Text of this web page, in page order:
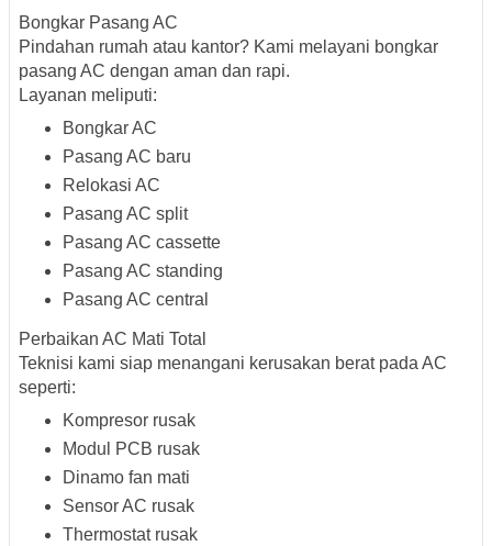
Bongkar Pasang AC
Pindahan rumah atau kantor? Kami melayani bongkar
pasang AC dengan aman dan rapi.
Layanan meliputi:
Bongkar AC
Pasang AC baru
Relokasi AC
Pasang AC split
Pasang AC cassette
Pasang AC standing
Pasang AC central
Perbaikan AC Mati Total
Teknisi kami siap menangani kerusakan berat pada AC
seperti:
Kompresor rusak
Modul PCB rusak
Dinamo fan mati
Sensor AC rusak
Thermostat rusak